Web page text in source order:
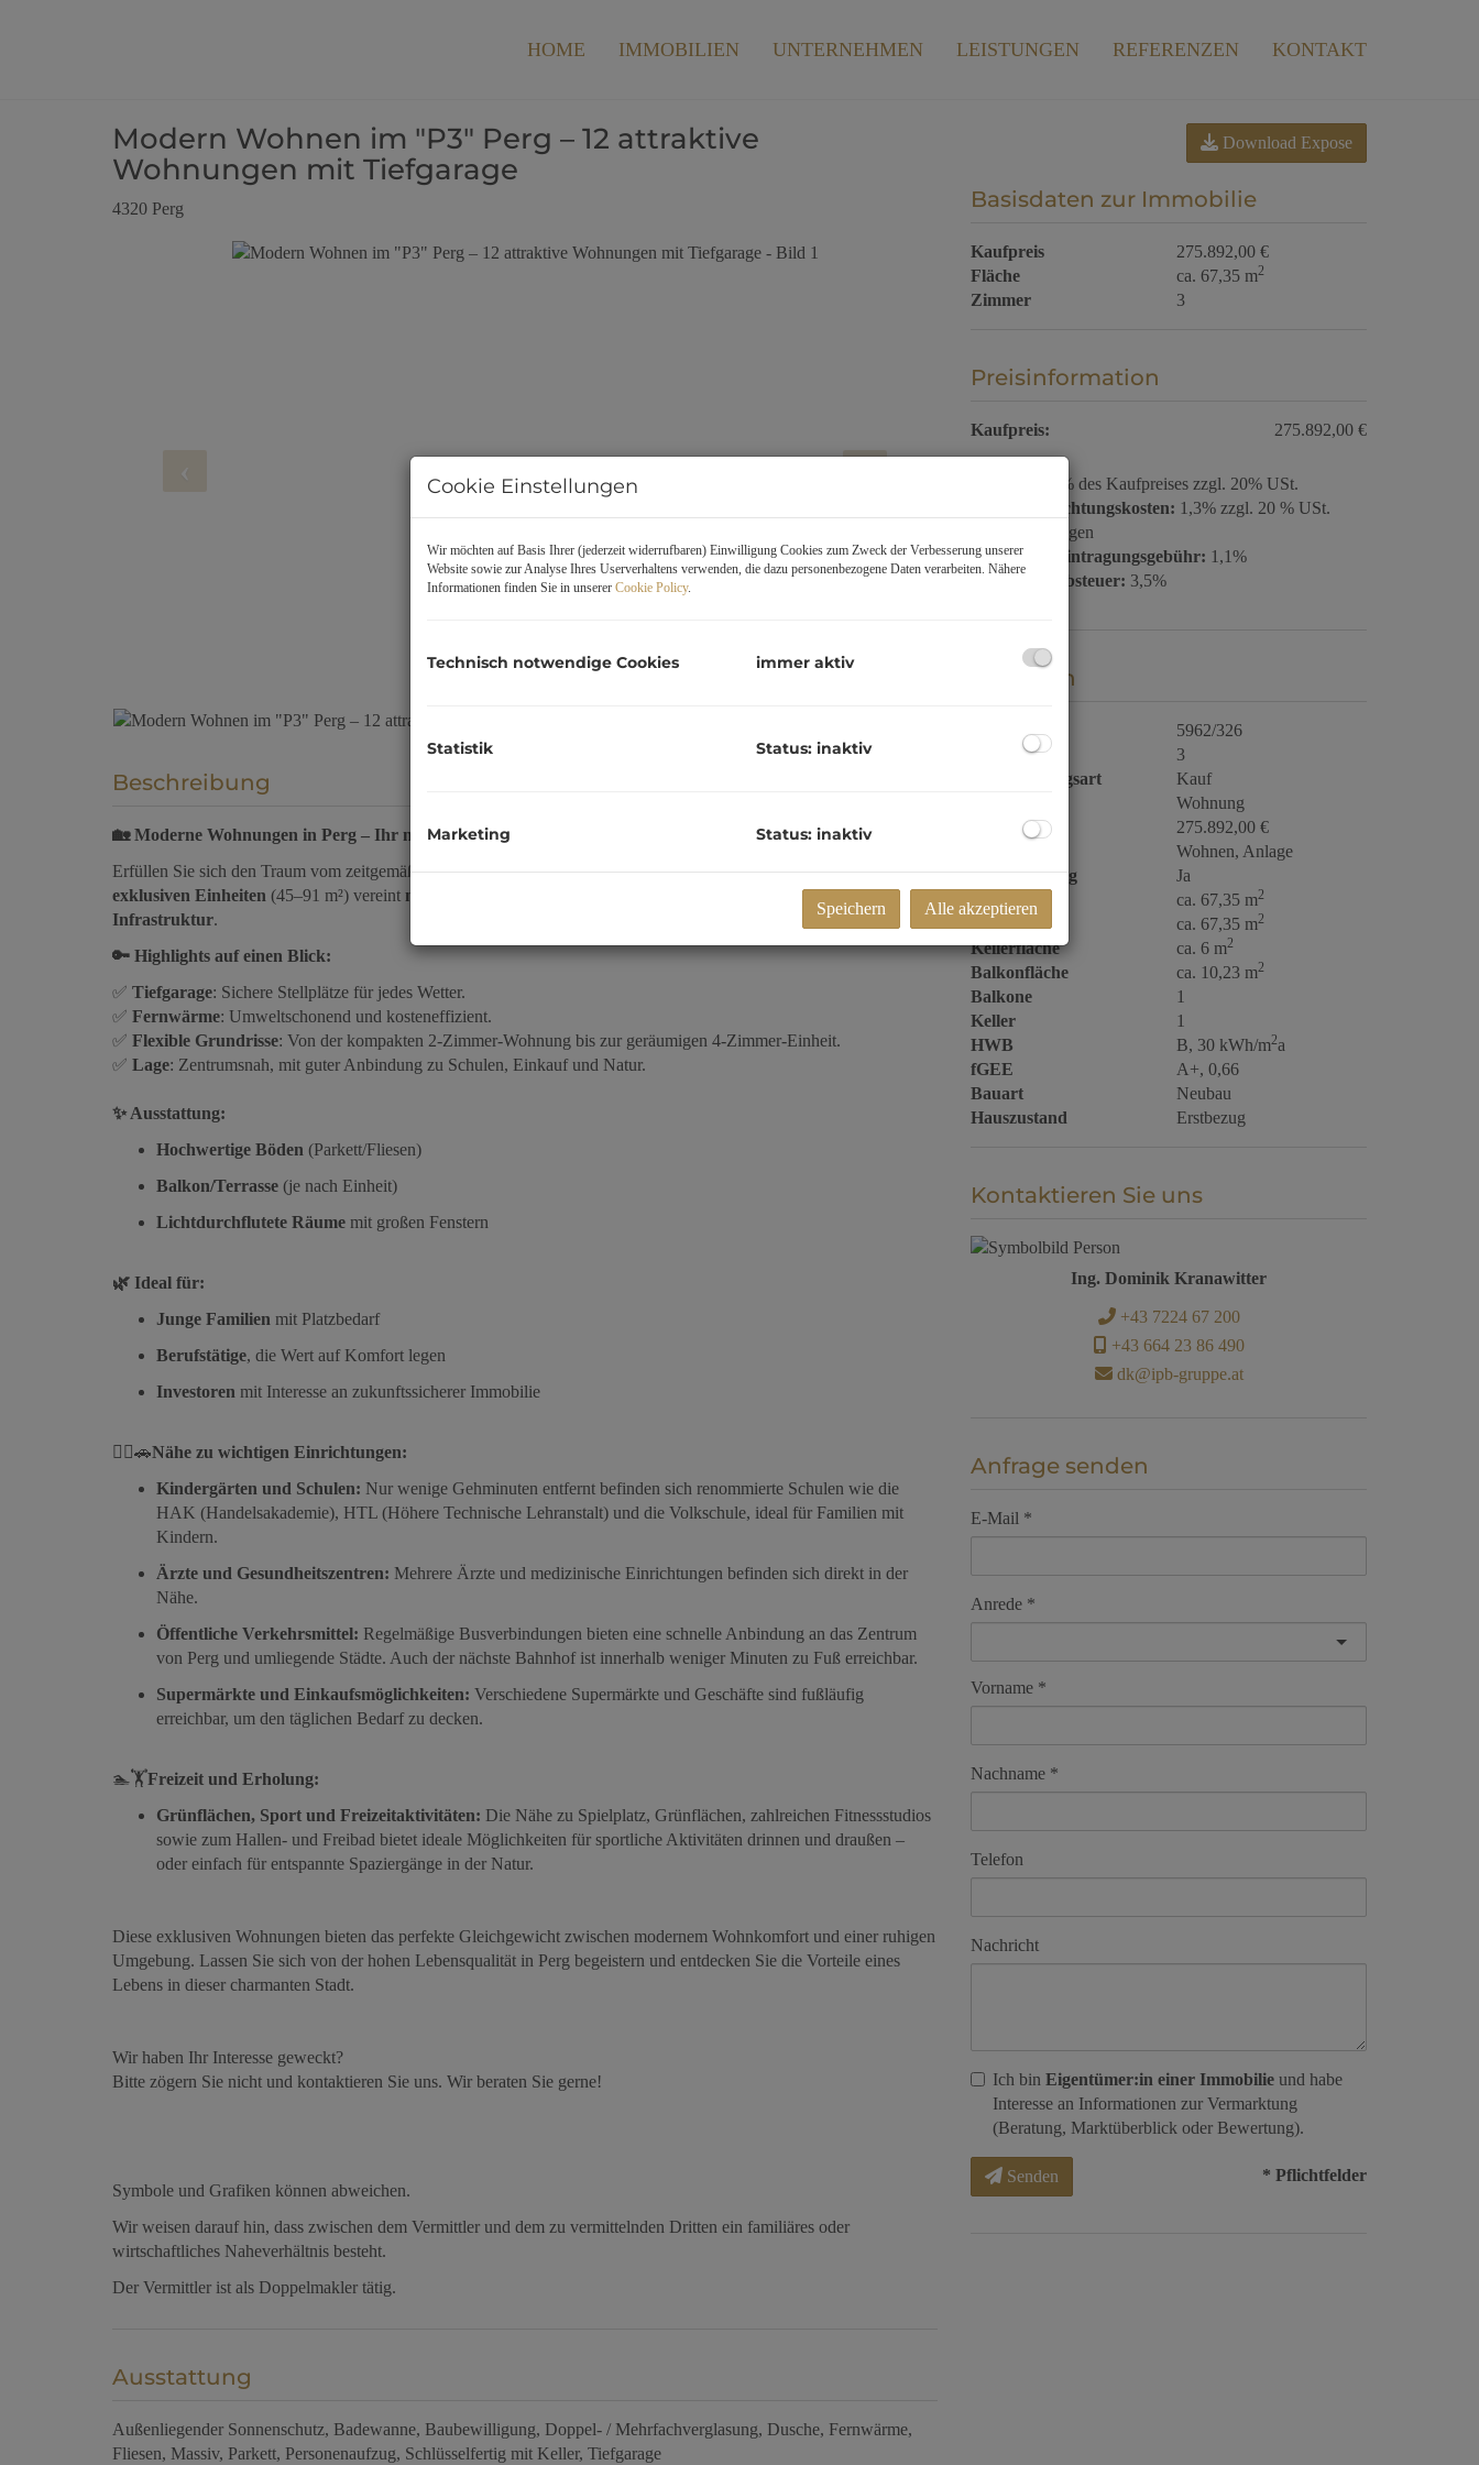
HOME IMMOBILIEN UNTERNEHMEN LEISTUNGEN REFERENZEN KONTAKT
Modern Wohnen im "P3" Perg – 12 attraktive
Wohnungen mit Tiefgarage
4320 Perg
Beschreibung
🏡 Moderne Wohnungen in Perg – Ihr neues Zuhause mit Komfort!
Erfüllen Sie sich den Traum vom zeitgemäßen Wohnen im Herzen von Perg! Unser neues Wohnbauprojekt mit12
exklusiven Einheiten (45–91 m²) vereint moderne Architektur
praktische
Infrastruktur.
🔑 Highlights auf einen Blick:
✅ Tiefgarage: Sichere Stellplätze für jedes Wetter.
✅ Fernwärme: Umweltschonend und kosteneffizient.
✅ Flexible Grundrisse: Von der kompakten 2-Zimmer-Wohnung bis zur geräumigen 4-Zimmer-Einheit.
✅ Lage: Zentrumsnah, mit guter Anbindung zu Schulen, Einkauf und Natur.
✨ Ausstattung:
Hochwertige Böden (Parkett/Fliesen)
Balkon/Terrasse (je nach Einheit)
Lichtdurchflutete Räume mit großen Fenstern
🌿 Ideal für:
Junge Familien mit Platzbedarf
Berufstätige, die Wert auf Komfort legen
Investoren mit Interesse an zukunftssicherer Immobilie
🚶‍♀️🚗Nähe zu wichtigen Einrichtungen:
Kindergärten und Schulen: Nur wenige Gehminuten entfernt befinden sich renommierte Schulen wie die
HAK (Handelsakademie), HTL (Höhere Technische Lehranstalt) und die Volkschule, ideal für Familien mit
Kindern.
Ärzte und Gesundheitszentren: Mehrere Ärzte und medizinische Einrichtungen befinden sich direkt in der
Nähe.
Öffentliche Verkehrsmittel: Regelmäßige Busverbindungen bieten eine schnelle Anbindung an das Zentrum
von Perg und umliegende Städte. Auch der nächste Bahnhof ist innerhalb weniger Minuten zu Fuß erreichbar.
Supermärkte und Einkaufsmöglichkeiten: Verschiedene Supermärkte und Geschäfte sind fußläufig
erreichbar, um den täglichen Bedarf zu decken.
🏊🏋️Freizeit und Erholung:
Grünflächen, Sport und Freizeitaktivitäten: Die Nähe zu Spielplatz, Grünflächen, zahlreichen Fitnessstudios
sowie zum Hallen- und Freibad bietet ideale Möglichkeiten für sportliche Aktivitäten drinnen und draußen –
oder einfach für entspannte Spaziergänge in der Natur.
Diese exklusiven Wohnungen bieten das perfekte Gleichgewicht zwischen modernem Wohnkomfort und einer ruhigen
Umgebung. Lassen Sie sich von der hohen Lebensqualität in Perg begeistern und entdecken Sie die Vorteile eines
Lebens in dieser charmanten Stadt.
Wir haben Ihr Interesse geweckt?
Bitte zögern Sie nicht und kontaktieren Sie uns. Wir beraten Sie gerne!
Symbole und Grafiken können abweichen.
Wir weisen darauf hin, dass zwischen dem Vermittler und dem zu vermittelnden Dritten ein familiäres oder
wirtschaftliches Naheverhältnis besteht.
Der Vermittler ist als Doppelmakler tätig.
Ausstattung
Außenliegender Sonnenschutz Badewanne Baubewilligung Doppel- / Mehrfachverglasung Dusche Fernwärme
Fliesen Massiv Parkett Personenaufzug Schlüsselfertig mit Keller Tiefgarage
Download Expose
Basisdaten zur Immobilie
Kaufpreis
275.892,00 €
Fläche
ca. 67,35 m2
Zimmer 3
Preisinformation
Kaufpreis: 275.892,00 €
3% des Kaufpreises zzgl. 20% USt.
Vertragserrichtungskosten: 1,3% zzgl. 20 % USt.
zzgl. Barauslagen
Grundbucheintragungsgebühr: 1,1%
Grunderwerbsteuer: 3,5%
Eckdaten
Objektnr.
5962/326
Zimmer
3
Vermarktungsart
Kauf
Wohnung
Kaufpreis
275.892,00 €
Wohnen Anlage
Schlüsselfertig
Ja
Fläche
ca. 67,35 m2
Wohnfläche ca. 67,35 m2
Kellerfläche ca. 6 m2
Balkonfläche ca. 10,23 m2
Balkone
1
Keller
1
HWB
B, 30 kWh/m2a
fGEE
A+, 0,66
Bauart
Neubau
Hauszustand
Erstbezug
Kontaktieren Sie uns
Ing. Dominik Kranawitter
+43 7224 67 200
+43 664 23 86 490
dk@ipb-gruppe.at
Anfrage senden
E-Mail
Anrede
Vorname
Nachname
Telefon
Nachricht
Ich bin Eigentümer:in einer Immobilie und habe
Interesse an Informationen zur Vermarktung
(Beratung, Marktüberblick oder Bewertung).
Senden * Pflichtfelder
Cookie Einstellungen
Wir möchten auf Basis Ihrer (jederzeit widerrufbaren) Einwilligung Cookies zum Zweck der Verbesserung unserer
Website sowie zur Analyse Ihres Userverhaltens verwenden, die dazu personenbezogene Daten verarbeiten. Nähere
Informationen finden Sie in unserer Cookie Policy.
Technisch notwendige Cookies immer aktiv
Statistik Status: inaktiv
Marketing Status: inaktiv
Speichern Alle akzeptieren